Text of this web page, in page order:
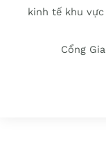
kinh tế khu
Cổng